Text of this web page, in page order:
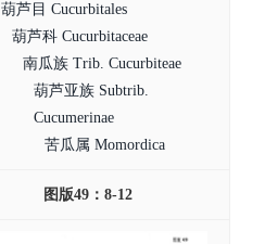
葫芦目 Cucurbitales
葫芦科 Cucurbitaceae
南瓜族 Trib. Cucurbiteae
葫芦亚族 Subtrib.
Cucumerinae
苦瓜属 Momordica
图版49：8-12